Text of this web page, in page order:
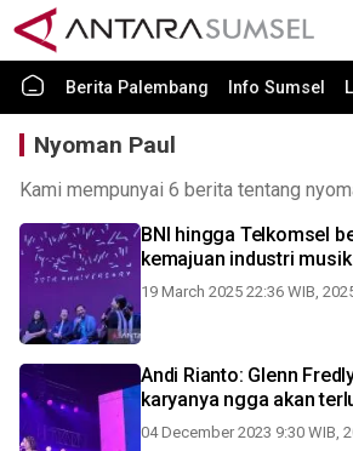
Berita Palembang Info Sumsel
Nyoman Paul
Kami mempunyai 6 berita tentang
BNI hingga Telkomsel
kemajuan industri
19 March 2025 22:36 WIB,
Andi Rianto: Glenn
karyanya ngga akan
04 December 2023 9:30 WIB,